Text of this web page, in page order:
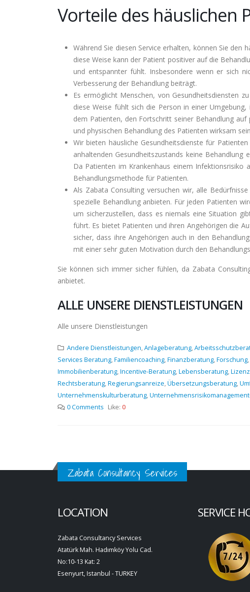
Vorteile des häuslichen
Während Sie diesen Service erhalten, können Sie den
diese Weise kann der Patient positiver auf die
und entspannter fühlt. Insbesondere wenn er sich
Verbesserung der Behandlung beiträgt.
Es ermöglicht Menschen, von Gesundheitsdiensten
diese Weise fühlt sich die Person in einer
dem Patienten, den Fortschritt seiner Behandlung
und physischen Behandlung des Patienten wirksam
Wir bieten häusliche Gesundheitsdienste für
anhaltenden Gesundheitszustands keine
Da Patienten im Krankenhaus einem Infektionsrisiko
Behandlungsmethode für Patienten.
Als Zabata Consulting versuchen wir, alle
spezielle Behandlung anbieten. Für jeden Patienten
um sicherzustellen, dass es niemals eine Situation
führt. Es bietet Patienten und ihren Angehörigen die
sicher, dass ihre Angehörigen auch in den
mit einer sehr guten Motivation durch den
Sie können sich immer sicher fühlen, da Zabata
anbietet.
ALLE UNSERE DIENSTLEISTUNGEN
Alle unsere Dienstleistungen
Andere Dienstleistungen,Anlageberatung,
Services Beratung,Familiencoaching,Finanzberatung,Forschung,
Immobilienberatung,Incentive-Beratung,Lebensberatung,
Rechtsberatung,Regierungsanreize,Übersetzungsberatung,
Unternehmenskulturberatung,
0 Comments Like: 0
Zabata Consultancy Services
LOCATION
Zabata Consultancy Services
Atatürk Mah. Hadımköy Yolu Cad.
No:10-13 Kat: 2
Esenyurt, Istanbul - TURKEY
SERVICE